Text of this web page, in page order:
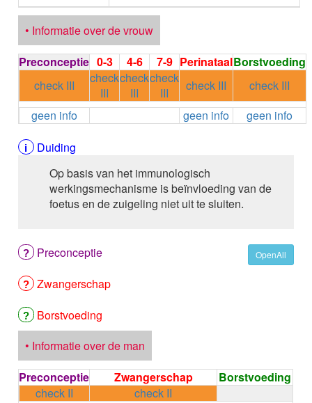
ALBIGLUTIDE
ALBUTREPENONACOG ALFA
Stollingsfactor IX; Factor IX
ALCOHOL
ETHANOL
ALECTINIB
ALEMTUZUMAB
ALENDRONAAT
ALENDRONAAT / VITAMINE D3 / CACO3
ALFENTANYL HCl
ALFUZOSINE
ALGELDRAAT
ALGINAAT Na / Na BICARBONAAT / CALCIUM
ALGINEZUUR
ALIROCUMAB
ALITRETINOINE
ALIZAPRIDE
ALLOPURINOL
ALMOTRIPTAN
ALOGLIPTINE benzoaat
• Informatie over de vrouw
Preconceptie 0-3 4-6 7-9 PerinataalBorstvoeding
check III
check
III
check
III
check
III
check III
check III
geen info
geen info
geen info
Duiding
Op basis van het immunologisch
werkingsmechanisme is beïnvloeding van de
foetus en de zuigeling niet uit te sluiten.
OpenAll
Preconceptie
Zwangerschap
Borstvoeding
• Informatie over de man
Preconceptie
Zwangerschap
Borstvoeding
check II
check II